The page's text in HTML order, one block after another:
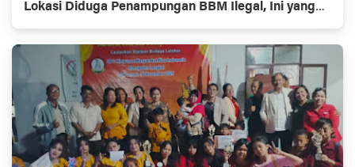
Lokasi Diduga Penampungan BBM Ilegal, Ini yang
Ditemukan!"